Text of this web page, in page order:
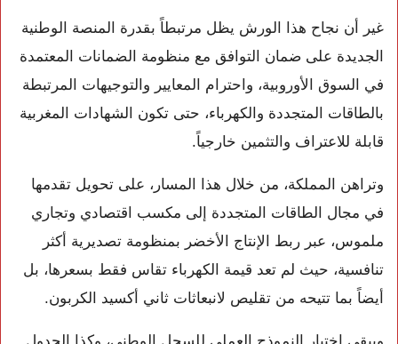
غير أن نجاح هذا الورش يظل مرتبطاً بقدرة المنصة الوطنية
الجديدة على ضمان التوافق مع منظومة الضمانات المعتمدة
في السوق الأوروبية، واحترام المعايير والتوجيهات المرتبطة
بالطاقات المتجددة والكهرباء، حتى تكون الشهادات المغربية
قابلة للاعتراف والتثمين خارجياً.
وتراهن المملكة، من خلال هذا المسار، على تحويل تقدمها
في مجال الطاقات المتجددة إلى مكسب اقتصادي وتجاري
ملموس، عبر ربط الإنتاج الأخضر بمنظومة تصديرية أكثر
تنافسية، حيث لم تعد قيمة الكهرباء تقاس فقط بسعرها، بل
أيضاً بما تتيحه من تقليص لانبعاثات ثاني أكسيد الكربون.